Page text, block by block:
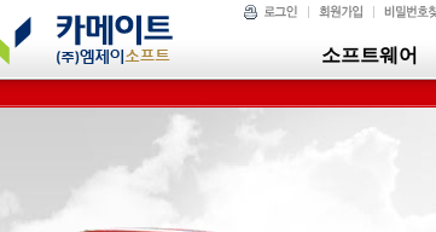
소프트웨어